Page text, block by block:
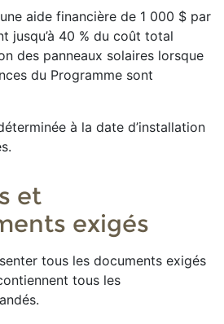
aide financière de 1 000 $ par
jusqu’à 40 % du coût total
des panneaux solaires lorsque
du Programme sont
à la date d’installation
et
exigés
tous les documents exigés
tous les